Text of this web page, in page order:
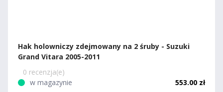
Hak holowniczy zdejmowany na 2 śruby - Suzuki
Grand Vitara 2005-2011
0 recenzja(e)
w magazynie
553.00 zł